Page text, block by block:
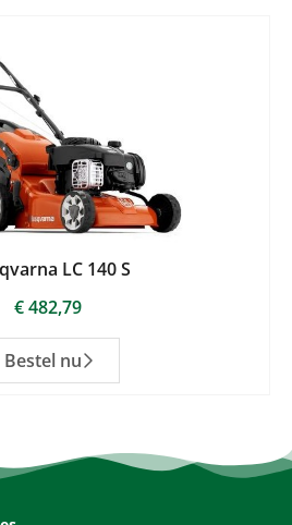
LC 140 S
€482,79
Bestel nu